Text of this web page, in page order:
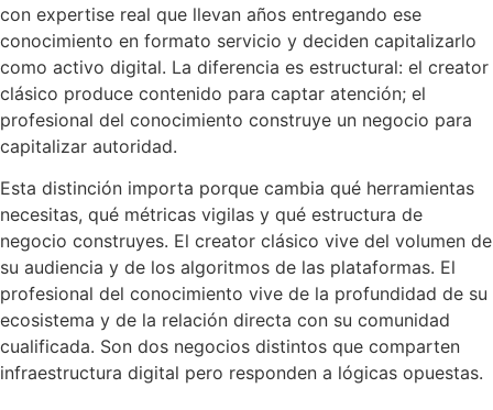
con expertise real que llevan años entregando ese
conocimiento en formato servicio y deciden capitalizarlo
como activo digital. La diferencia es estructural: el creator
clásico produce contenido para captar atención; el
profesional del conocimiento construye un negocio para
capitalizar autoridad.
Esta distinción importa porque cambia qué herramientas
necesitas, qué métricas vigilas y qué estructura de
negocio construyes. El creator clásico vive del volumen de
su audiencia y de los algoritmos de las plataformas. El
profesional del conocimiento vive de la profundidad de su
ecosistema y de la relación directa con su comunidad
cualificada. Son dos negocios distintos que comparten
infraestructura digital pero responden a lógicas opuestas.